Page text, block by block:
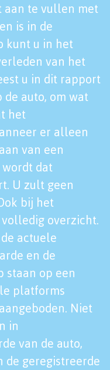
aan te vullen met
is in de
kunt u in het
van het
u in dit rapport
de auto, om wat
het
er alleen
van een
dat
U zult geen
bij het
overzicht.
actuele
en de
staan op een
platforms
Niet
in
van de auto,
de geregistreerde